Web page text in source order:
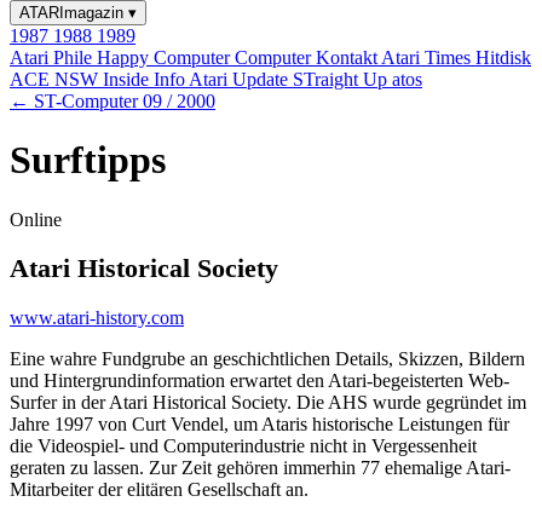
ATARImagazin ▾
1987 1988 1989
Atari Phile Happy ComputerComputer Kontakt Atari Times Hitdisk
ACE NSW Inside Info Atari Update STraight Up atos
← ST-Computer 09 / 2000
Surftipps
Online
Atari Historical Society
www.atari-history.com
Eine wahre Fundgrube an geschichtlichen Details, Skizzen, Bildern
und Hintergrundinformation erwartet den Atari-begeisterten Web-
Surfer in der Atari Historical Society. Die AHS wurde gegründet im
Jahre 1997 von Curt Vendel, um Ataris historische Leistungen für
die Videospiel- und Computerindustrie nicht in Vergessenheit
geraten zu lassen. Zur Zeit gehören immerhin 77 ehemalige Atari-
Mitarbeiter der elitären Gesellschaft an.